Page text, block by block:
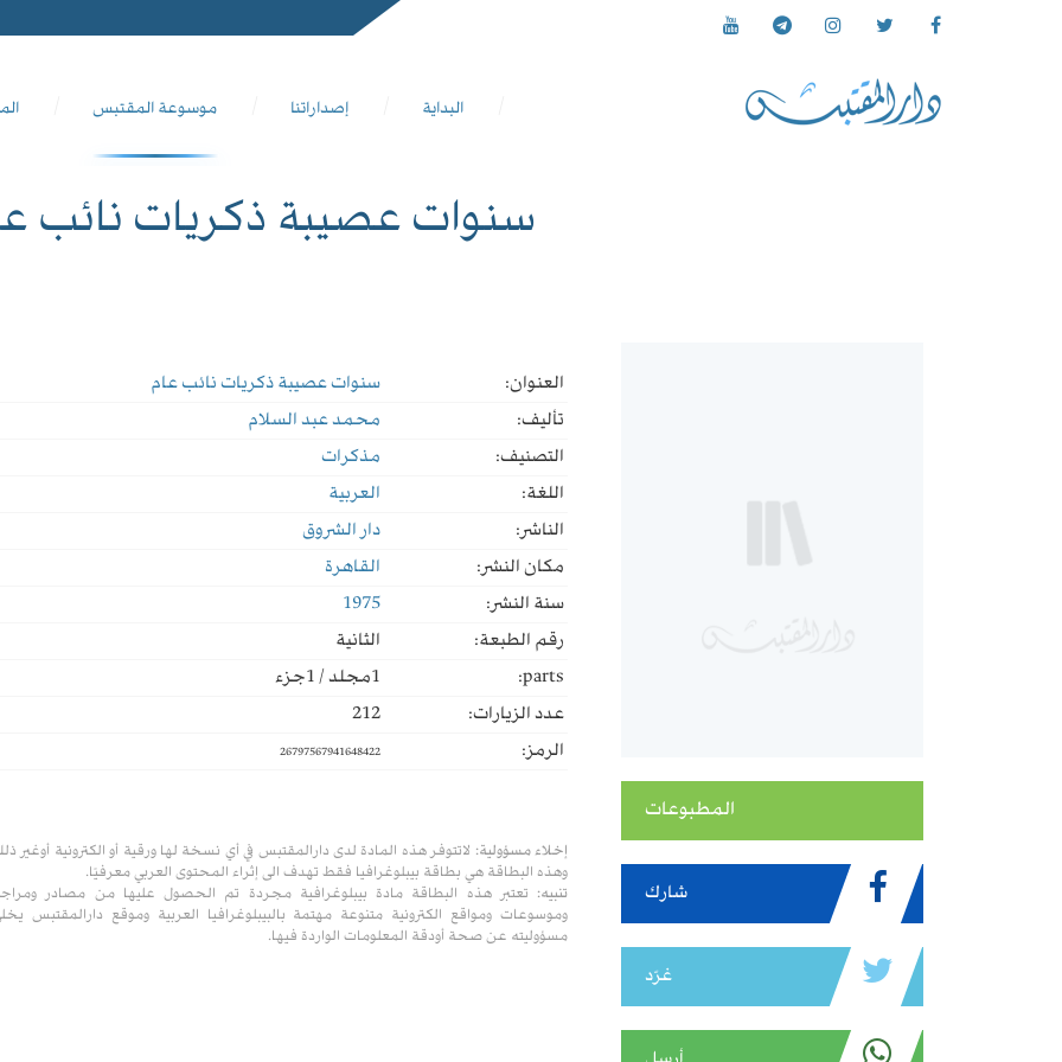
البداية إصداراتنا موسوعة المقتبس
سنوات عصيبة ذكريات نائب
المطبوعات
شارك
غرّد
العنوان:
سنوات عصيبة ذكريات نائب عام
تأليف:
محمد عبد السلام
التصنيف:
مذكرات
اللغة:
العربية
الناشر:
دار الشروق
مكان النشر:
القاهرة
سنة النشر:
1975
رقم الطبعة:
الثانية
parts:
1مجلد / 1جزء
عدد الزيارات:
212
الرمز:
26797567941648422
إخلاء مسؤولية: لاتتوفر هذه المادة لدى دارالمقتبس في أي نسخة لها ورقية أو الكترونية أوغير
وهذه البطاقة هي بطاقة بيبلوغرافيا فقط تهدف الى إثراء المحتوى العربي معرفيًا.
تنبيه: تعتبر هذه البطاقة مادة بيبلوغرافية مجردة تم الحصول عليها من مصادر
وموسوعات ومواقع الكترونية متنوعة مهتمة بالبيبلوغرافيا العربية وموقع دارالمقتبس
مسؤوليته عن صحة أودقة المعلومات الواردة فيها.